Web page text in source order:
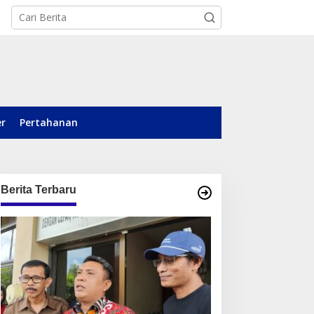
Pertahanan
Resmikan
Gas Drive Thru
di Indonesia
Polda Kaltim Dalami
Laporan Sudarno, Belasan
Akun Medsos Masih Tahap
Penyelidikan
Berita Terbaru